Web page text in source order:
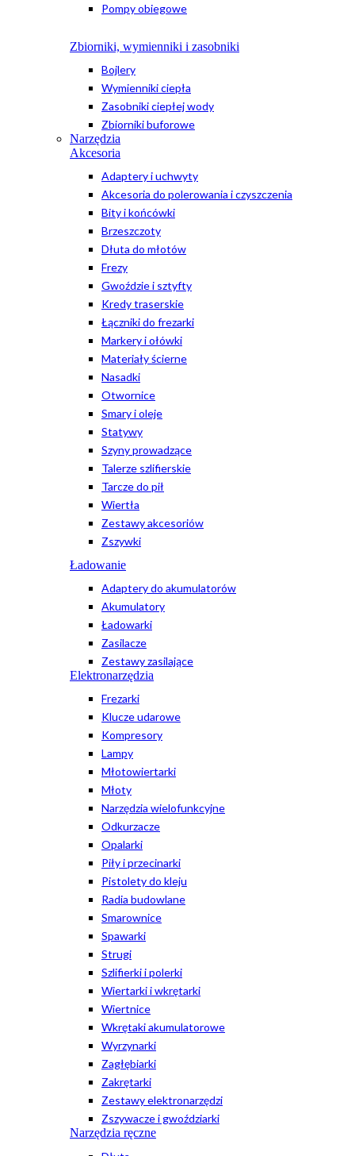
Pompy obiegowe
Zbiorniki, wymienniki i zasobniki
Bojlery
Wymienniki ciepła
Zasobniki ciepłej wody
Zbiorniki buforowe
Narzędzia
Akcesoria
Adaptery i uchwyty
Akcesoria do polerowania i czyszczenia
Bity i końcówki
Brzeszczoty
Dłuta do młotów
Frezy
Gwoździe i sztyfty
Kredy traserskie
Łączniki do frezarki
Markery i ołówki
Materiały ścierne
Nasadki
Otwornice
Smary i oleje
Statywy
Szyny prowadzące
Talerze szlifierskie
Tarcze do pił
Wiertła
Zestawy akcesoriów
Zszywki
Ładowanie
Adaptery do akumulatorów
Akumulatory
Ładowarki
Zasilacze
Zestawy zasilające
Elektronarzędzia
Frezarki
Klucze udarowe
Kompresory
Lampy
Młotowiertarki
Młoty
Narzędzia wielofunkcyjne
Odkurzacze
Opalarki
Piły i przecinarki
Pistolety do kleju
Radia budowlane
Smarownice
Spawarki
Strugi
Szlifierki i polerki
Wiertarki i wkrętarki
Wiertnice
Wkrętaki akumulatorowe
Wyrzynarki
Zagłębiarki
Zakrętarki
Zestawy elektronarzędzi
Zszywacze i gwoździarki
Narzędzia ręczne